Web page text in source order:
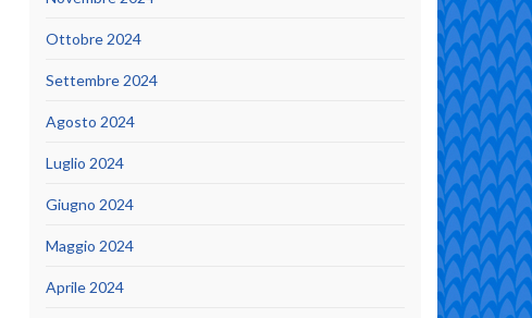
Ottobre 2024
Settembre 2024
Agosto 2024
Luglio 2024
Giugno 2024
Maggio 2024
Aprile 2024